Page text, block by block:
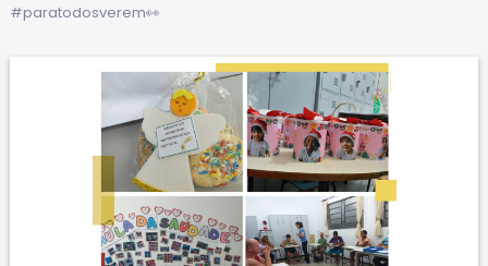
#paratodosverem👀